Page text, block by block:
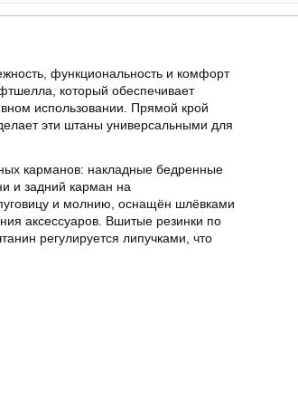
функциональность и комфорт
который обеспечивает
использовании. Прямой крой
эти штаны универсальными для
карманов: накладные бедренные
и задний карман на
и молнию, оснащён шлёвками
аксессуаров. Вшитые резинки по
регулируется липучками, что